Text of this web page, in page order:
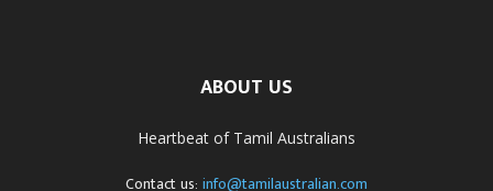
ABOUT US
Heartbeat of Tamil Australians
Contact us: info@tamilaustralian.com